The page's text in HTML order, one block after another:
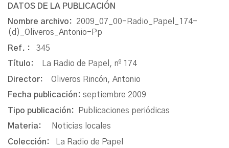
DATOS DE LA PUBLICACIÓN
Nombre archivo: 2009_07_00-Radio_Papel_174-
(d)_Oliveros_Antonio-Pp
Ref. : 345
Título:
La Radio de Papel, nº 174
Director: Oliveros Rincón, Antonio
Fecha publicación: septiembre 2009
Tipo publicación:
Publicaciones periódicas
Materia:
Noticias locales
Colección:
La Radio de Papel